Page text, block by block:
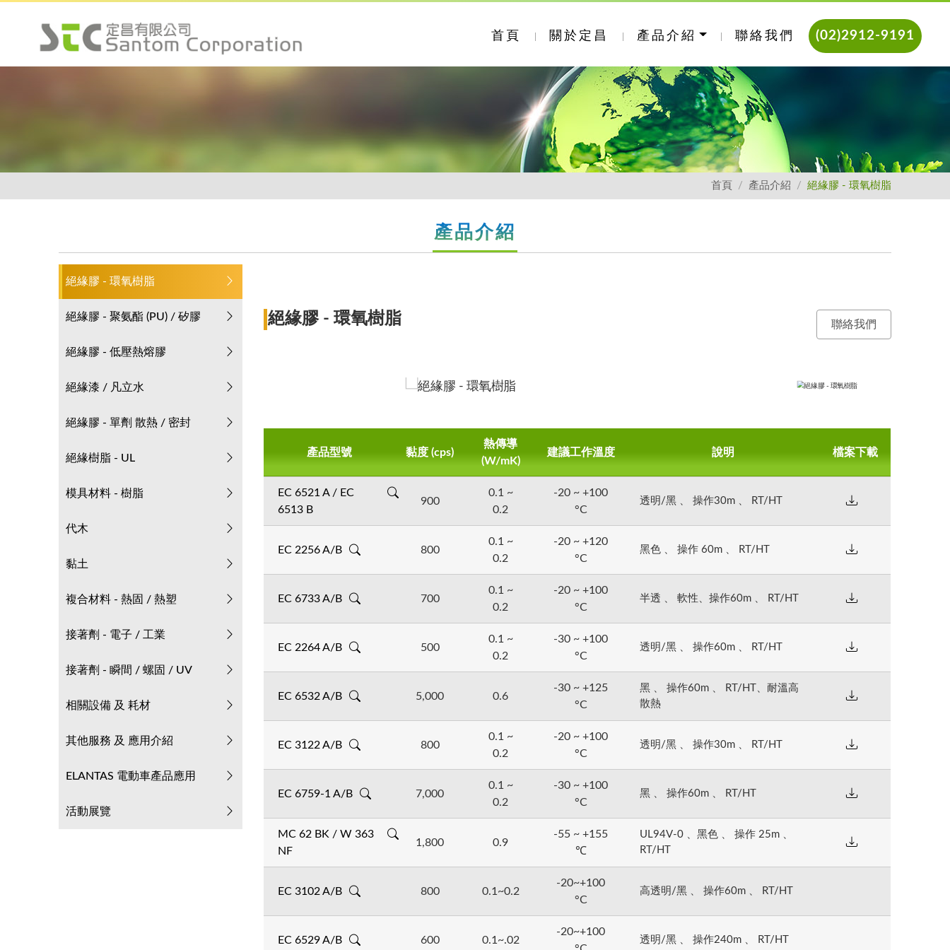
首頁 關於定昌 產品介紹 聯絡我們 (02)2912-9191
首頁 產品介紹 絕緣膠 - 環氧樹脂
產品介紹
絕緣膠 - 環氧樹脂
絕緣膠 - 聚氨酯 (PU) / 矽膠
絕緣膠 - 低壓熱熔膠
絕緣漆 / 凡立水
絕緣膠 - 單劑 散熱 / 密封
絕緣樹脂 - UL
模具材料 - 樹脂
代木
黏土
複合材料 - 熱固 / 熱塑
接著劑 - 電子 / 工業
接著劑 - 瞬間 / 螺固 / UV
相關設備 及 耗材
其他服務 及 應用介紹
ELANTAS 電動車產品應用
活動展覽
絕緣膠 - 環氧樹脂 聯絡我們
產品型號 黏度 (cps)
熱傳導
(W/mK)
建議工作溫度 說明 檔案下載
EC 6521 A / EC
6513 B
EC 6521 A / EC 6513 B
二劑型 環氧絕緣膠、透明 / 黑色、低黏
度、絕緣性佳
可應用於: 電子、機電零件...等絕緣保護
配比 = 100 : 50
黏度 = 900 cps
顏色 = 透明 / 黑色
硬度 = 70D
操作時間 = 30m
固化方式 = 24 h@RT、或 加溫固化
體阻抗 = 5 x 10^15 ohm-cm
介電強度 = 470 V/mil
工作溫度 = -20 ~ +100
包裝=5 kg
900
0.1 ~
0.2
-20 ~ +100
°C
透明/黑 、 操作30m 、 RT/HT
EC 2256 A/B
EC 2256 A/B
二劑型 環氧絕緣膠、黑色、低黏度、絕緣
性佳、一次調膠量可達 1 KG
可應用於: 電子、機電零件...等絕緣保護
配比 = 100 : 50
黏度 = 800 cps
顏色 = 黑色
硬度 = 75D
操作時間 = 60m
固化方式 = 24 h@RT、可加溫固化
熱傳導 = 0.1 ~ 0.2 W/mK
體阻抗 = 5 x 10^15 ohm-cm
工作溫度 = -20 ~ +120
包裝 = 5kg
800
0.1 ~
0.2
-20 ~ +120
°C
黑色 、 操作 60m 、 RT/HT
EC 6733 A/B
EC 6733 A/B
二劑型 環氧絕緣膠、半透、低黏度、軟性
穩定 60A、絕緣性佳
可應用於: 電子絕緣保護、緩衝材、彈性治
具...等
配比 = 100 : 100
黏度 = 700 cps
顏色 = 半透
硬度 = 60A
操作時間 = 60m
熱傳導 = 0.1 ~ 0.2 W/mK
體阻抗 = 5.8 x 10^11 ohm-cm
700
0.1 ~
0.2
-20 ~ +100
°C
半透 、 軟性、操作60m 、 RT/HT
EC 2264 A/B
EC 2264 A/B
二劑型 環氧絕緣膠、透明 / 黑色、低黏
度、絕緣性佳
黏度 = 500 cps
顏色 = 透明 / 黑色
熱傳導 = 0.1 ~ 0.2 W/mK
工作溫度 = -30 ~ +100
500
0.1 ~
0.2
-30 ~ +100
°C
透明/黑 、 操作60m 、 RT/HT
EC 6532 A/B
EC 6532 A/B
二劑型 環氧絕緣膠、黑色、低黏度、高散
配比 = 100 : 15
黏度 = 5,000 cps
顏色 = 黑色
硬度 = 80D
操作時間 = 60m
固化方式 = 24 h@RT、可加溫固化
熱傳導 = 0.5 ~ 0.7 W/mK
體阻抗 = 2.86 x 10^15 ohm-cm
吸水率 = 0.15% (25°C x 7 day)
抗拉強度 = 5,400 psi
介電強度 = 27 kV/mm
工作溫度 = -30 ~ +125
5,000 0.6
-30 ~ +125
°C
黑 、 操作60m 、 RT/HT、耐溫高
散熱
EC 3122 A/B
EC 3122 A/B
二劑型 環氧絕緣膠、透明 / 黑色、低黏
度、絕緣性佳
配比 = 100 : 50
顏色 = 透明 / 黑色
硬度 = 80D
固化方式= 24 h@RT、可加溫固化
介電強度 = 22 KV/mm
熱傳導 = 0.1 ~ 0.2 W/mK
包裝 = 5kg
800
0.1 ~
0.2
-20 ~ +100
°C
透明/黑 、 操作30m 、 RT/HT
EC 6759-1 A/B
EC 6759-1 A/B
二劑型 環氧絕緣膠、黑色、高黏度、絕緣
性佳
配比 = 100 : 40
顏色 = 黑色
硬度 = 85 A
固化方式= 24 h@RT、可加溫固化
介電強度 = 18.4 KV/mm
熱傳導 = 0.1 ~ 0.2 W/mK
包裝 = 5 Kg
7,000
0.1 ~
0.2
-30 ~ +100
°C
黑 、 操作60m 、 RT/HT
MC 62 BK / W 363
NF
MC 62 BK / W 363 NF
二劑型 環氧絕緣膠、黑色、低黏度、散熱
0.9W、UL94 V-0、絕緣性佳
等絕緣保護
配比 = 100 : 13
黏度= 1,800 cps
顏色= 黑色
硬度 = 85 ~ 90D
操作時間 = 25 m
固化方式 =
24 h@RT、可加溫固化
介電強度 = 21~24 KV/mm
熱傳導 = 0.9 W/mK
(10 cycles)
包裝 = 6kg / 0.78kg
1,800 0.9
-55 ~ +155
℃
UL94V-0 、黑色 、 操作 25m 、
RT/HT
EC 3102 A/B
EC 3102 A/B
二劑型 環氧絕緣膠、高透明 / 黑色、低黏
度、絕緣性佳
可應用於: 電子、電子零件...等絕緣保護
顏色=高透明 / 黑色
硬度 = 80D
24 h@RT、可加溫固化
體阻抗 = 1.2 x 10^16 ohm-cm
介電強度 = 18 kV/mm
熱傳導 = 0.1~0.2
工作溫度=-20~+100
包裝=2kg 、 1kg
800 0.1~0.2
-20~+100
°C
高透明/黑 、 操作60m 、 RT/HT
EC 6529 A/B
EC 6529 A/B
二劑型 環氧絕緣膠、透明 / 黑色、低黏
度、絕緣性佳
配比 = 100 : 40
顏色=透明 / 黑色
硬度 = 75D
24 h@RT、可加溫固化
介電強度 = 32 KV/mm
熱傳導 =0.1~.02
包裝=5kg 、 2kg
600 0.1~.02
-20~+100
透明/黑 、 操作240m 、 RT/HT